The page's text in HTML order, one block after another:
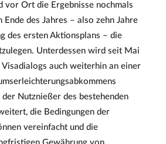
vor Ort die Ergebnisse nochmals
Ende des Jahres – also zehn Jahre
des ersten Aktionsplans – die
Unterdessen wird seit Mai
auch weiterhin an einer
Nutznießer des bestehenden
die Bedingungen der
vereinfacht und die